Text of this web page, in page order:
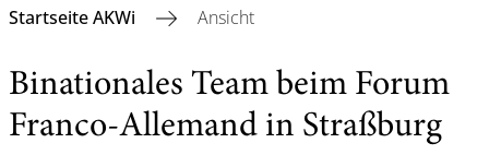
Startseite AKWi Ansicht
Binationales Team beim Forum
Franco-Allemand in Straßburg